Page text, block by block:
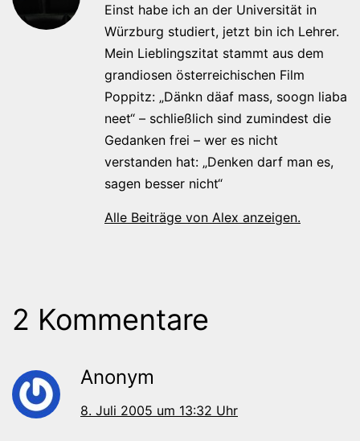
Einst habe ich an der Universität in
Würzburg studiert, jetzt bin ich Lehrer.
Mein Lieblingszitat stammt aus dem
grandiosen österreichischen Film
Poppitz: „Dänkn däaf mass, soogn liaba
neet“ – schließlich sind zumindest die
Gedanken frei – wer es nicht
verstanden hat: „Denken darf man es,
sagen besser nicht“
Alle Beiträge von Alex anzeigen.
2 Kommentare
Anonym
8. Juli 2005 um 13:32 Uhr